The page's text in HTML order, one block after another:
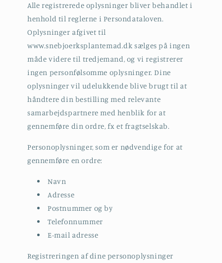
Alle registrerede oplysninger bliver behandlet i
henhold til reglerne i Persondataloven.
Oplysninger afgivet til
www.snebjoerksplantemad.dk sælges på ingen
måde videre til tredjemand, og vi registrerer
ingen personfølsomme oplysninger. Dine
oplysninger vil udelukkende blive brugt til at
håndtere din bestilling med relevante
samarbejdspartnere med henblik for at
gennemføre din ordre, fx et fragtselskab.
Personoplysninger, som er nødvendige for at
gennemføre en ordre:
Navn
Adresse
Postnummer og by
Telefonnummer
E-mail adresse
Registreringen af dine personoplysninger